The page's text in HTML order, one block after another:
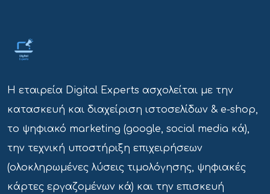
Η εταιρεία Digital Experts ασχολείται με την
κατασκευή και διαχείριση ιστοσελίδων & e-shop,
το ψηφιακό marketing (google, social media κά),
την τεχνική υποστήριξη επιχειρήσεων
(ολοκληρωμένες λύσεις τιμολόγησης, ψηφιακές
κάρτες εργαζομένων κά) και την επισκευή